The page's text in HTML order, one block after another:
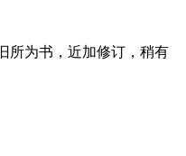
所为书，近加修订，稍有